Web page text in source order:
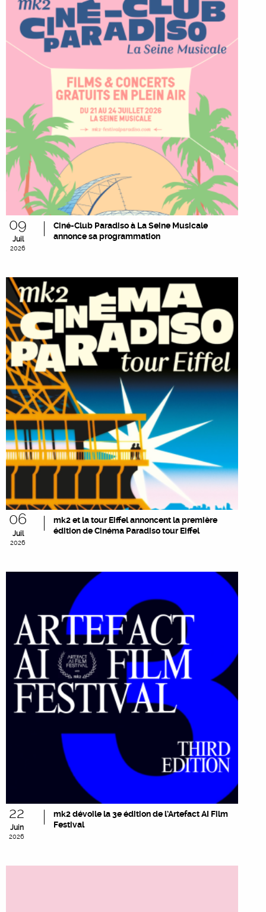
09
Juil
2026
Ciné-Club Paradiso à La Seine Musicale
annonce sa programmation
06
Juil
2026
mk2 et la tour Eiffel annoncent la première
édition de Cinéma Paradiso tour Eiffel
22
Juin
2026
mk2 dévoile la 3e édition de l’Artefact AI Film
Festival